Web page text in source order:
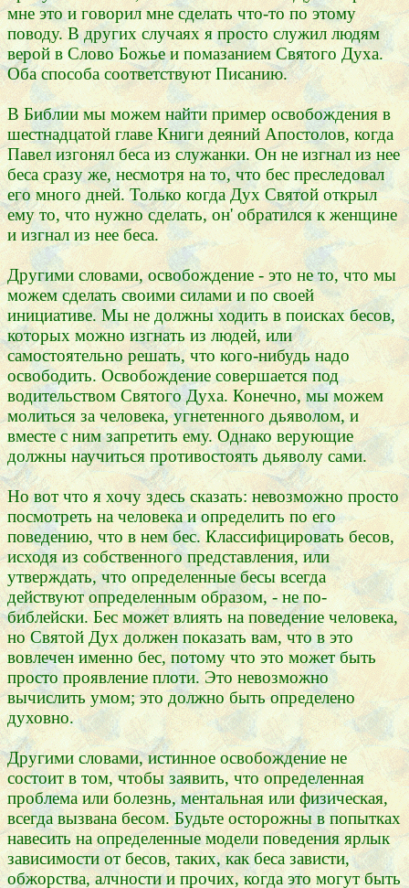
мне это и говорил мне сделать что-то по этому
поводу. В других случаях я просто служил людям
верой в Слово Божье и помазанием Святого Духа.
Оба способа соответствуют Писанию.
В Библии мы можем найти пример освобождения в
шестнадцатой главе Книги деяний Апостолов, когда
Павел изгонял беса из служанки. Он не изгнал из нее
беса сразу же, несмотря на то, что бес преследовал
его много дней. Только когда Дух Святой открыл
ему то, что нужно сделать, он' обратился к женщине
и изгнал из нее беса.
Другими словами, освобождение - это не то, что мы
можем сделать своими силами и по своей
инициативе. Мы не должны ходить в поисках бесов,
которых можно изгнать из людей, или
самостоятельно решать, что кого-нибудь надо
освободить. Освобождение совершается под
водительством Святого Духа. Конечно, мы можем
молиться за человека, угнетенного дьяволом, и
вместе с ним запретить ему. Однако верующие
должны научиться противостоять дьяволу сами.
Но вот что я хочу здесь сказать: невозможно просто
посмотреть на человека и определить по его
поведению, что в нем бес. Классифицировать бесов,
исходя из собственного представления, или
утверждать, что определенные бесы всегда
действуют определенным образом, - не по-
библейски. Бес может влиять на поведение человека,
но Святой Дух должен показать вам, что в это
вовлечен именно бес, потому что это может быть
просто проявление плоти. Это невозможно
вычислить умом; это должно быть определено
духовно.
Другими словами, истинное освобождение не
состоит в том, чтобы заявить, что определенная
проблема или болезнь, ментальная или физическая,
всегда вызвана бесом. Будьте осторожны в попытках
навесить на определенные модели поведения ярлык
зависимости от бесов, таких, как беса зависти,
обжорства, алчности и прочих, когда это могут быть